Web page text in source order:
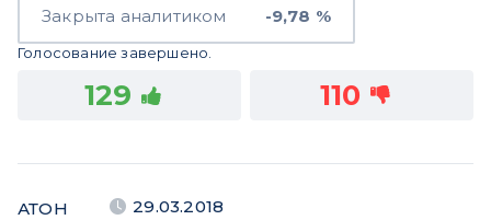
Закрыта аналитиком -9,78 %
Голосование завершено.
129 110
АТОН 29.03.2018